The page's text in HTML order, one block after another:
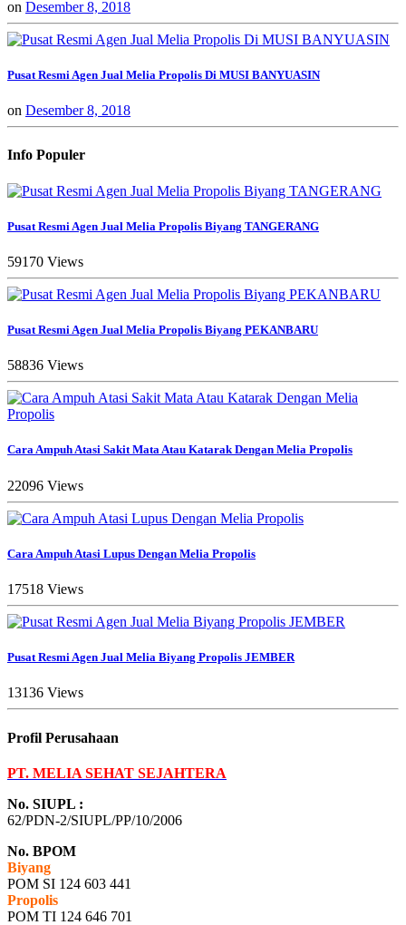
on Desember 8, 2018
Pusat Resmi Agen Jual Melia Propolis Di MUSI BANYUASIN
on Desember 8, 2018
Info Populer
Pusat Resmi Agen Jual Melia Propolis Biyang TANGERANG
59170 Views
Pusat Resmi Agen Jual Melia Propolis Biyang PEKANBARU
58836 Views
Cara Ampuh Atasi Sakit Mata Atau Katarak Dengan Melia Propolis
22096 Views
Cara Ampuh Atasi Lupus Dengan Melia Propolis
17518 Views
Pusat Resmi Agen Jual Melia Biyang Propolis JEMBER
13136 Views
Profil Perusahaan
PT. MELIA SEHAT SEJAHTERA
No. SIUPL :
62/PDN-2/SIUPL/PP/10/2006
No. BPOM
Biyang
POM SI 124 603 441
Propolis
POM TI 124 646 701